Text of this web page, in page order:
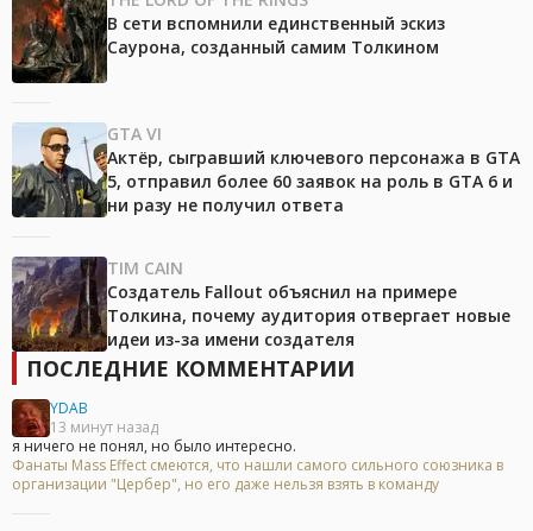
В сети вспомнили единственный эскиз
Саурона, созданный самим Толкином
GTA VI
Актёр, сыгравший ключевого персонажа в GTA
5, отправил более 60 заявок на роль в GTA 6 и
ни разу не получил ответа
TIM CAIN
Создатель Fallout объяснил на примере
Толкина, почему аудитория отвергает новые
идеи из-за имени создателя
ПОСЛЕДНИЕ КОММЕНТАРИИ
YDAB
13 минут назад
я ничего не понял, но было интересно.
Фанаты Mass Effect смеются, что нашли самого сильного союзника в
организации "Цербер", но его даже нельзя взять в команду